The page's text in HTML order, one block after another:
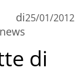
di
news
25/01/2012
di